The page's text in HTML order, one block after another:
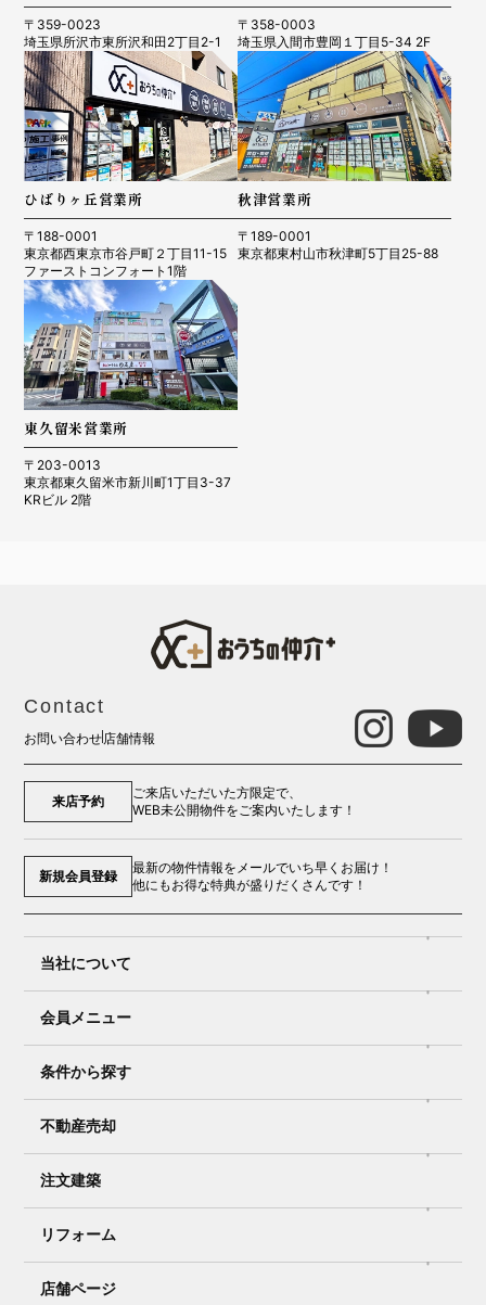
〒359-0023
埼玉県所沢市東所沢和田2丁目2-1
〒358-0003
埼玉県入間市豊岡１丁目5-34 2F
ひばりヶ丘営業所
〒188-0001
東京都西東京市谷戸町２丁目11-15
ファーストコンフォート1階
秋津営業所
〒189-0001
東京都東村山市秋津町5丁目25-88
東久留米営業所
〒203-0013
東京都東久留米市新川町1丁目3-37
KRビル 2階
Contact
お問い合わせ店舗情報
来店予約
ご来店いただいた方限定で、
WEB未公開物件をご案内いたします！
新規会員登録
最新の物件情報をメールでいち早くお届け！
他にもお得な特典が盛りだくさんです！
当社について
会員メニュー
条件から探す
不動産売却
注文建築
リフォーム
店舗ページ